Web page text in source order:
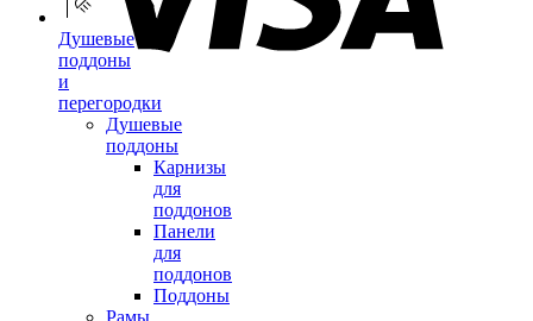
Душевые
поддоны
и
перегородки
Душевые
поддоны
Карнизы
для
поддонов
Панели
для
поддонов
Поддоны